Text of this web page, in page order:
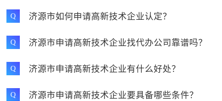
Q 济源市如何申请高新技术企业认定？
Q 济源市申请高新技术企业找代办公司靠谱吗？
Q 济源市申请高新技术企业有什么好处？
Q 济源市申请高新技术企业要具备哪些条件？